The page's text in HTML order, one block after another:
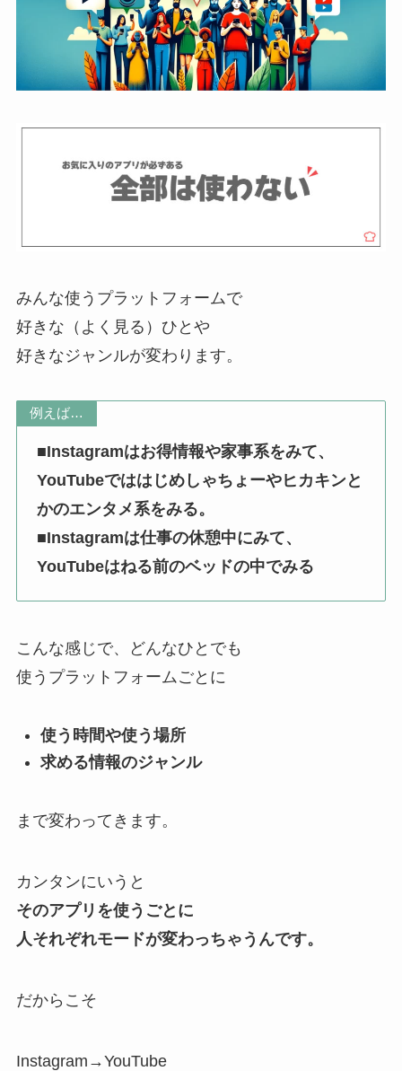
みんな使うプラットフォームで
好きな（よく見る）ひとや
好きなジャンルが変わります。
例えば…
■Instagramはお得情報や家事系をみて、
YouTubeでははじめしゃちょーやヒカキンと
かのエンタメ系をみる。
■Instagramは仕事の休憩中にみて、
YouTubeはねる前のベッドの中でみる
こんな感じで、どんなひとでも
使うプラットフォームごとに
使う時間や使う場所
求める情報のジャンル
まで変わってきます。
カンタンにいうと
そのアプリを使うごとに
人それぞれモードが変わっちゃうんです。
だからこそ
Instagram→YouTube